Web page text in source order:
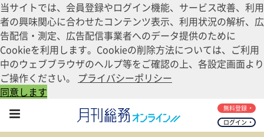
当サイトでは、会員登録やログイン機能、サービス改善、利用
者の興味関心に合わせたコンテンツ表示、利用状況の解析、広
告配信・測定、広告配信事業者へのデータ提供のために
Cookieを利用します。Cookieの削除方法については、ご利用
中のウェブブラウザのヘルプ等をご確認の上、各設定画面より
ご操作ください。 プライバシーポリシー
同意します
ログイン
無料登録